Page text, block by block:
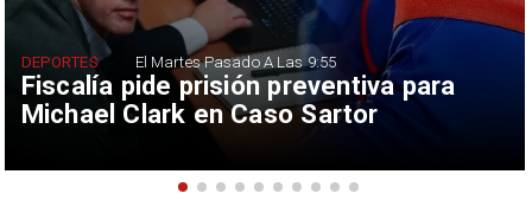
Fiscalía pide prisión preventiva para
Michael Clark en Caso Sartor
DEPORTES El Martes Pasado A Las 9:55